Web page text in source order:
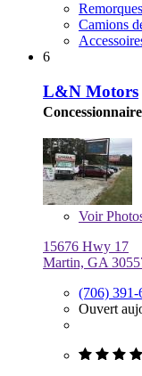
Camions
6
L&N Motors
Voir
15676 Hwy 17
Martin, GA
(706) 391-
Ouvert